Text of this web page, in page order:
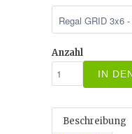
Anzahl
IN
Beschreibung